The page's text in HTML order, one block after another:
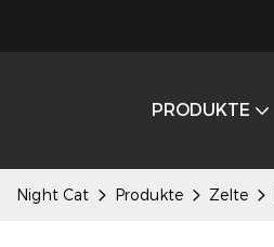
PRODUKTE
Night Cat Produkte Zelte